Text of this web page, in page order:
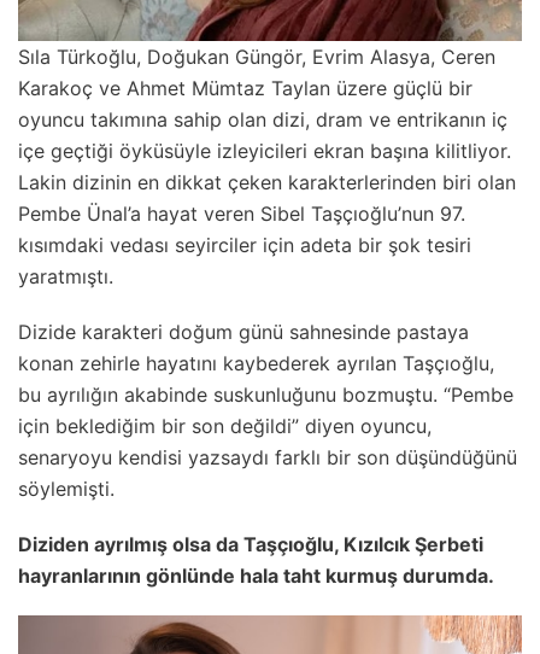
Sıla Türkoğlu, Doğukan Güngör, Evrim Alasya, Ceren
Karakoç ve Ahmet Mümtaz Taylan üzere güçlü bir
oyuncu takımına sahip olan dizi, dram ve entrikanın iç
içe geçtiği öyküsüyle izleyicileri ekran başına kilitliyor.
Lakin dizinin en dikkat çeken karakterlerinden biri olan
Pembe Ünal’a hayat veren Sibel Taşçıoğlu’nun 97.
kısımdaki vedası seyirciler için adeta bir şok tesiri
yaratmıştı.
Dizide karakteri doğum günü sahnesinde pastaya
konan zehirle hayatını kaybederek ayrılan Taşçıoğlu,
bu ayrılığın akabinde suskunluğunu bozmuştu. “Pembe
için beklediğim bir son değildi” diyen oyuncu,
senaryoyu kendisi yazsaydı farklı bir son düşündüğünü
söylemişti.
Diziden ayrılmış olsa da Taşçıoğlu, Kızılcık Şerbeti
hayranlarının gönlünde hala taht kurmuş durumda.